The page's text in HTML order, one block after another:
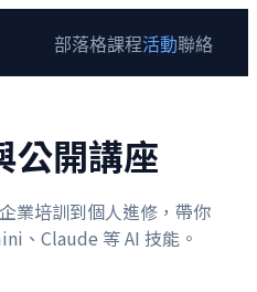
部落格課程活動聯絡
公開講座
業培訓到個人進修，帶你
、Claude 等 AI 技能。